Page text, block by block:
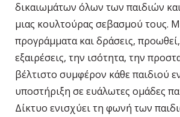
δικαιωμάτων όλων των παιδιών
μιας κουλτούρας σεβασμού τους.
προγράμματα και δράσεις,
εξαιρέσεις, την ισότητα, την
βέλτιστο συμφέρον κάθε παιδιού
υποστήριξη σε ευάλωτες ομάδες
Δίκτυο ενισχύει τη φωνή των